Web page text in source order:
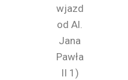
wjazd
od Al.
Jana
Pawła
II 1)